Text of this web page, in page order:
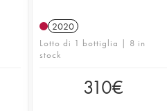
2020
Lotto di 1 bottiglia | 8 in
stock
310€